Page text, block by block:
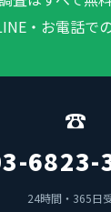
・お電話で
☎
6823-
24時間・365日